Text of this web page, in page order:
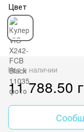
Цвет
Нет в наличии
11 788.50